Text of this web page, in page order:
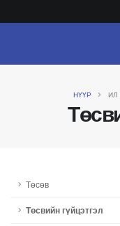
НҮҮР ИЛ
Төсөв
Төсвийн гүйцэтгэл